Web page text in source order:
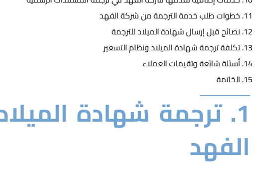
خطوات طلب خدمة الترجمة من شركة الفهد
نصائح قبل إرسال شهادة الميلاد للترجمة
تكلفة ترجمة شهادة الميلاد ونظام التسعير
أسئلة شائعة وتقيمات العملاء
الخاتمة
1. ترجمة شهادة
الفهد